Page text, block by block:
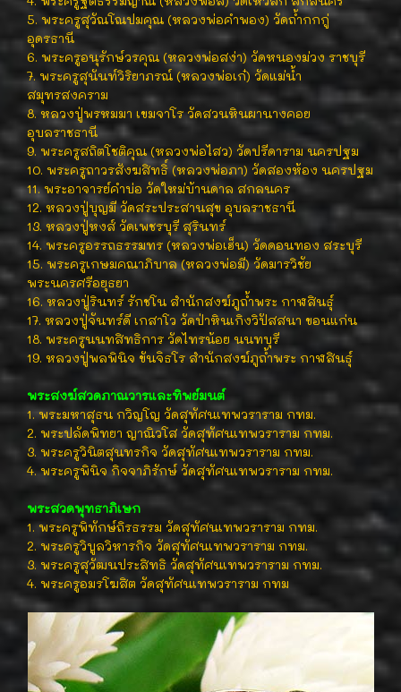
5. พระครูสุวัณโณปมคุณ (หลวงพ่อคำพอง) วัดถ้ำกกกู่
อุดรธานี
6. พระครูอนุรักษ์วรคุณ (หลวงพ่อสง่า) วัดหนองม่วง ราชบุรี
7. พระครูสุนันท์วิริยาภรณ์ (หลวงพ่อเก๋) วัดแม่น้ำ
สมุทรสงคราม
8. หลวงปู่พรหมมา เขมจาโร วัดสวนหินผานางคอย
อุบลราชธานี
9. พระครูสถิตโชติคุณ (หลวงพ่อไสว) วัดปรีดาราม นครปฐม
10. พระครูถาวรสังฆสิทธิ์ (หลวงพ่อภา) วัดสองห้อง นครปฐม
11. พระอาจารย์คำบ่อ วัดใหม่บ้านดาล สกลนคร
12. หลวงปู่บุญมี วัดสระประสานสุข อุบลราชธานี
13. หลวงปู่หงส์ วัดเพชรบุรี สุรินทร์
14. พระครูอรรถธรรมทร (หลวงพ่อเฮ็น) วัดดอนทอง สระบุรี
15. พระครูเกษมคณาภิบาล (หลวงพ่อมี) วัดมารวิชัย
พระนครศรีอยุธยา
16. หลวงปู่รินทร์ รักชโน สำนักสงฆ์ภูถ้ำพระ กาฬสินธุ์
17. หลวงปู่จันทร์ดี เกสาโว วัดป่าหินเกิงวิปัสสนา ขอนแก่น
18. พระครูนนทสิทธิการ วัดไทรน้อย นนทบุรี
19. หลวงปู่พลพินิจ ขันจิธโร สำนักสงฆ์ภูถ้ำพระ กาฬสินธุ์
พระสงฆ์สวดภาณวารและทิพย์มนต์
1. พระมหาสุธน กวิญโญ วัดสุทัศนเทพวราราม กทม.
2. พระปลัดพิทยา ญาณิวโส วัดสุทัศนเทพวราราม กทม.
3. พระครูวินิตสุนทรกิจ วัดสุทัศนเทพวราราม กทม.
4. พระครูพินิจ กิจจาภิรักษ์ วัดสุทัศนเทพวราราม กทม.
พระสวดพุทธาภิเษก
1. พระครูพิทักษ์ถิรธรรม วัดสุทัศนเทพวราราม กทม.
2. พระครูวิบูลวิหารกิจ วัดสุทัศนเทพวราราม กทม.
3. พระครูสุวัฒนประสิทธิ วัดสุทัศนเทพวราราม กทม.
4. พระครูอมรโฆสิต วัดสุทัศนเทพวราราม กทม